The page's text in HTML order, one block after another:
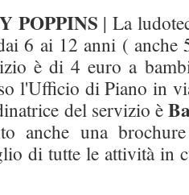
POPPINS | La
6 ai 12 anni ( anche
è di 4 euro a
l'Ufficio di Piano in
del servizio è
anche una
di tutte le attività in